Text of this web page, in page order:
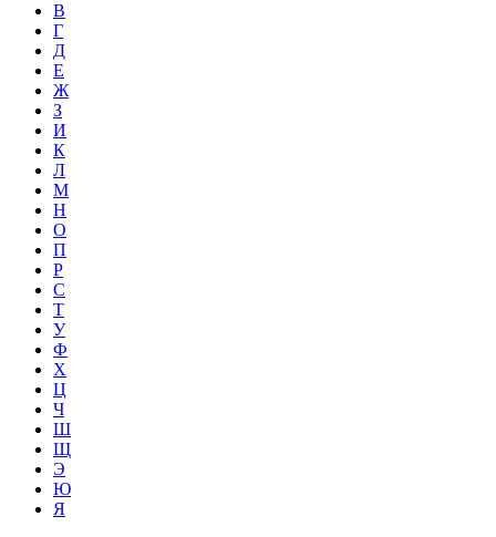
В
Г
Д
Е
Ж
З
И
К
Л
М
Н
О
П
Р
С
Т
У
Ф
Х
Ц
Ч
Ш
Щ
Э
Ю
Я